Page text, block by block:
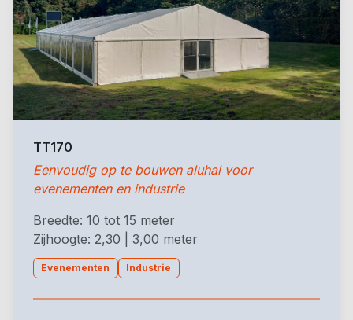
TT170
Eenvoudig op te bouwen aluhal voor
evenementen en industrie
Breedte: 10 tot 15 meter
Zijhoogte: 2,30 | 3,00 meter
Evenementen Industrie